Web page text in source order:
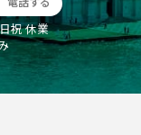
電話する
祝 休業